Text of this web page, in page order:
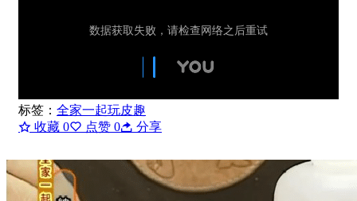
标签： 全家一起玩皮趣
收藏 0 点赞 0 分享